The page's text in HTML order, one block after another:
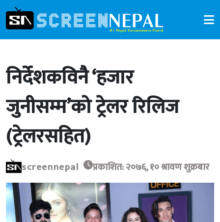
निर्देशकविनै ‘हजार
जुनीसम्म’को ट्रेलर रिलिज
(ट्रेलरसहित)
screennepal प्रकाशित: २०७६, १० श्रावण शुक्रबार